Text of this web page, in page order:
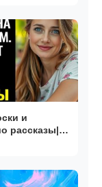
и
рассказы|